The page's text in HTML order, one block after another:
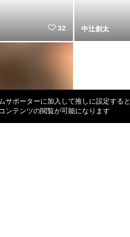
サポーターに加入して推しに設定すると
ンテンツの閲覧が可能になります
32 中辻創太